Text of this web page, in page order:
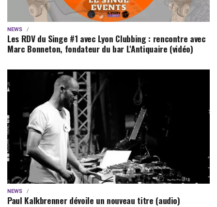
NEWS
Les RDV du Singe #1 avec Lyon Clubbing : rencontre avec
Marc Bonneton, fondateur du bar L'Antiquaire (vidéo)
NEWS
Paul Kalkbrenner dévoile un nouveau titre (audio)